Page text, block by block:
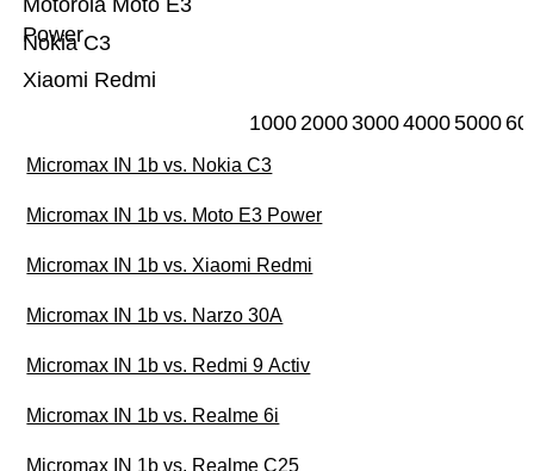
Xiaomi Redmi
Nokia C3
Motorola Moto E3
Power
10002000300040005000
Micromax IN 1b vs. Nokia C3
Micromax IN 1b vs. Moto E3 Power
Micromax IN 1b vs. Xiaomi Redmi
Micromax IN 1b vs. Narzo 30A
Micromax IN 1b vs. Redmi 9 Activ
Micromax IN 1b vs. Realme 6i
Micromax IN 1b vs. Realme C25